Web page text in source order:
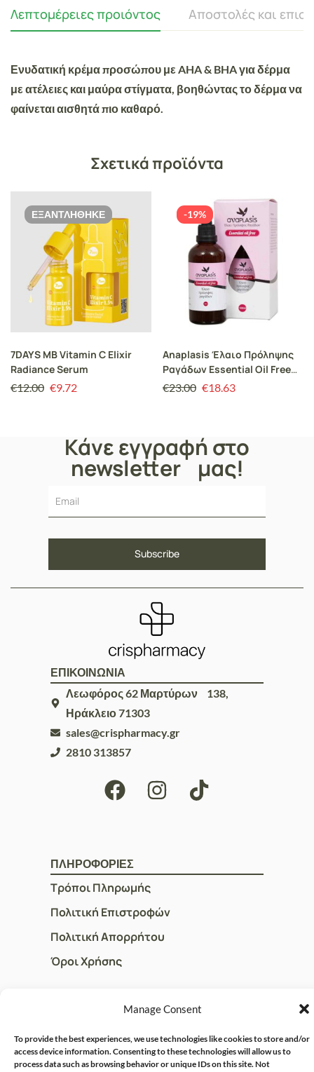
Manage Consent
To provide the best experiences, we use technologies like cookies to store and/or
access device information. Consenting to these technologies will allow us to
process data such as browsing behavior or unique IDs on this site. Not
Λεπτομέρειες προιόντος Αποστολές και
Ενυδατική κρέμα προσώπου με AHA & BHA για δέρμα
με ατέλειες και μαύρα στίγματα, βοηθώντας το δέρμα να
φαίνεται αισθητά πιο καθαρό.
Σχετικά προϊόντα
ΕΞΑΝΤΛΉΘΗΚΕ
7DAYS MB Vitamin C Elixir
Radiance Serum
€12.00 €9.72
-19%
Anaplasis Έλαιο Πρόληψης
Ραγάδων Essential Oil Free
100ml
€23.00 €18.63
Κάνε εγγραφή στο
newsletter μας!
ΕΠΙΚΟΙΝΩΝΙΑ
Λεωφόρος 62 Μαρτύρων 138,
Ηράκλειο 71303
sales@crispharmacy.gr
2810 313857
ΠΛΗΡΟΦΟΡΙΕΣ
Τρόποι Πληρωμής
Πολιτική Επιστροφών
Πολιτική Απορρήτου
Όροι Χρήσης
ΓΡΗΓΟΡOI ΣΥΝΔΕΣΜΟΙ
Ο Λογαριασμός μου
Η Ομάδα μας